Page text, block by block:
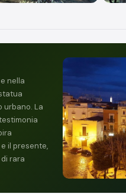
nella
urbano. La
il presente,
rara